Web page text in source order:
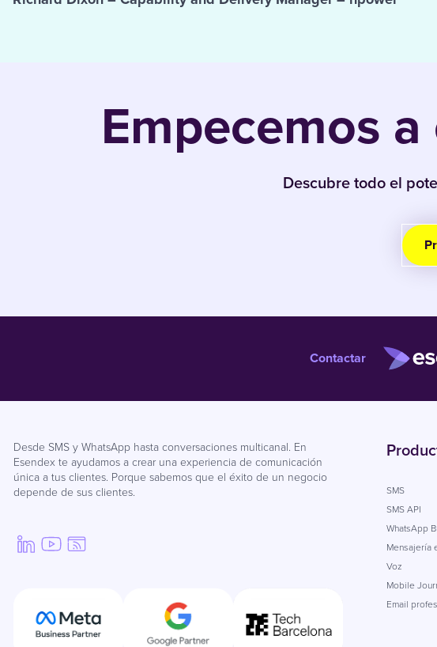
Empecemos
Descubre todo el
Contactar
Desde SMS y WhatsApp hasta conversaciones multicanal. En
Esendex te ayudamos a crear una experiencia de comunicación
única a tus clientes. Porque sabemos que el éxito de un negocio
depende de sus clientes.
SMS
SMS API
WhatsApp
Mensajería
Voz
Mobile
Email